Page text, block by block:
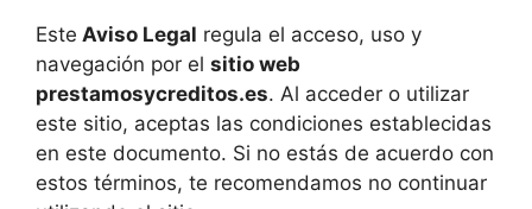
Este Aviso Legal regula el acceso, uso y
navegación por el sitio web
prestamosycreditos.es. Al acceder o utilizar
este sitio, aceptas las condiciones establecidas
en este documento. Si no estás de acuerdo con
estos términos, te recomendamos no continuar